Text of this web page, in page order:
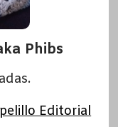
Phibs
Editorial